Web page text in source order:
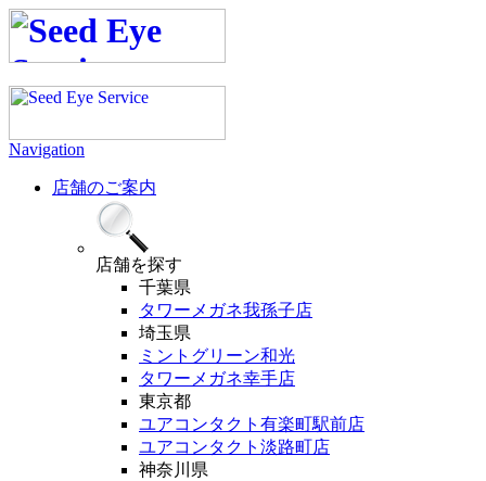
Navigation
店舗のご案内
店舗を探す
千葉県
タワーメガネ我孫子店
埼玉県
ミントグリーン和光
タワーメガネ幸手店
東京都
ユアコンタクト有楽町駅前店
ユアコンタクト淡路町店
神奈川県